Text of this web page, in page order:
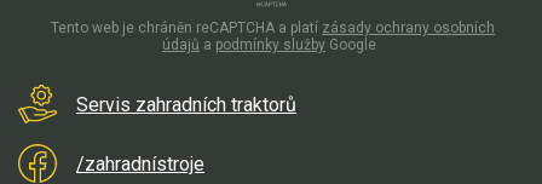
Zahradní traktory
Servis zahradních traktorů
/zahradnístroje
Tento web je chráněn reCAPTCHA a platí zásady ochrany osobních
údajů a podmínky služby Google